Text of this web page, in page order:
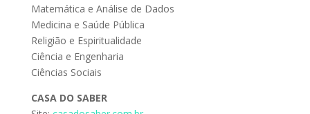
Matemática e Análise de Dados
Medicina e Saúde Pública
Religião e Espiritualidade
Ciência e Engenharia
Ciências Sociais
CASA DO SABER